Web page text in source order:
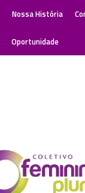
Nossa História
Oportunidade